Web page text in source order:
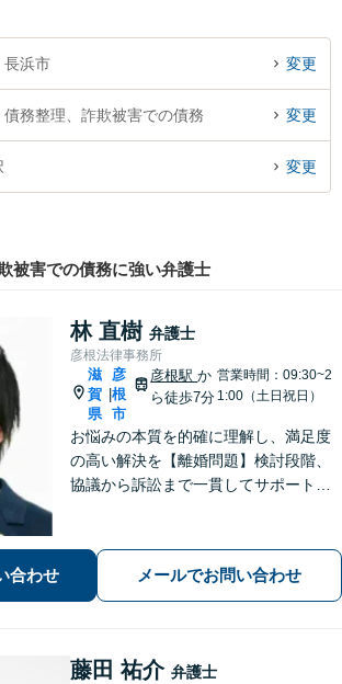
長浜市 変更
債務整理、詐欺被害での債務 変更
変更
被害での債務に強い弁護士
林 直樹 弁護士
彦根法律事務所
滋
賀
県
|
彦
根
市
彦根駅か
ら徒歩7分
営業時間：09:30~2
1:00（土日祝日）
お悩みの本質を的確に理解し、満足度
の高い解決を【離婚問題】検討段階、
協議から訴訟まで一貫してサポート
求など幅広く対応【オンライン面談】
【彦根駅7分】
合わせ メールでお問い合わせ
藤田 祐介 弁護士